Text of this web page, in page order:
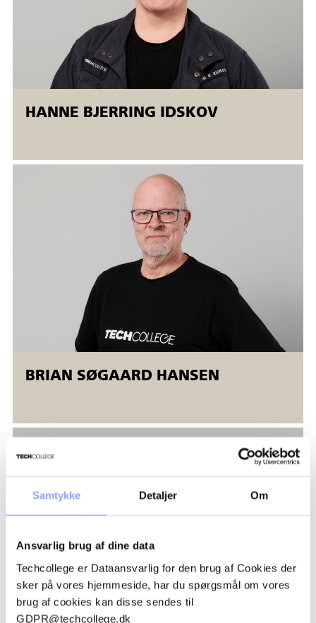
Samtykke Detaljer Om
Ansvarlig brug af dine data
Techcollege er Dataansvarlig for den brug af Cookies der
sker på vores hjemmeside, har du spørgsmål om vores
brug af cookies kan disse sendes til
GDPR@techcollege.dk
• BW-P-PA stumpsøm
• BW-P-PC stumpsøm
• BW-P-PF stumpsøm
Alle øvelsesopgaver gennemføres på grundlag af
Målgruppe:
Arbejdsmarkedsuddannelses er udviklet til personer, der
ønsker yderligere kompetencer inden for proces 141 tig
svejsning i aluminium. Deltagelse forudsætter kompetencer
på niveau med kurset 44451 TIG-svejsning.
Jævnfør Arbejdstilsynets bekendtgørelse om
arbejdsmiljøfaglige uddannelser kræver deltagelse i kurset,
at deltagerne har uddannelsesbevis fra uddannelsen 44530
Arbejdsmiljø og sikkerhed, svejsning/termisk
Svejsekurserne afvikles i Åbent værksted
Åbent værksted er fleksible AMU-kurser, der tilbydes både
der er mulighed for fleksibel start (alle dage). Kurserne
undervist individuelt. Uddannelsen afsluttes, når den enkelte
HANNE BJERRING IDSKOV
BRIAN SØGAARD HANSEN